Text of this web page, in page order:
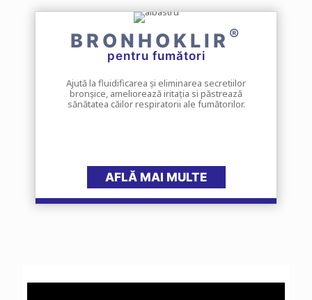
BRONHOKLIR ®
pentru fumători
Ajută la fluidificarea și eliminarea secretiilor
bronșice, ameliorează iritația si păstrează
sănătatea căilor respiratorii ale fumătorilor.
AFLĂ MAI MULTE